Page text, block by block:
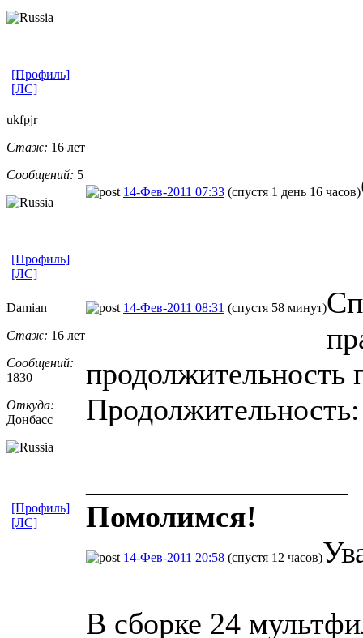
[Профиль]
[ЛС]
ukfpjr
Стаж: 16 лет
Сообщений: 5
14-Фев-2011 07:33 (спустя 1 день 16 часов)
[Профиль]
[ЛС]
Damian
Стаж: 16 лет
Сообщений:
1830
Откуда:
Донбасс
14-Фев-2011 08:31 (спустя 58 минут)
продолжительность
Помолимся!
[Профиль]
[ЛС]
14-Фев-2011 20:58 (спустя 12 часов)
В сборке 24